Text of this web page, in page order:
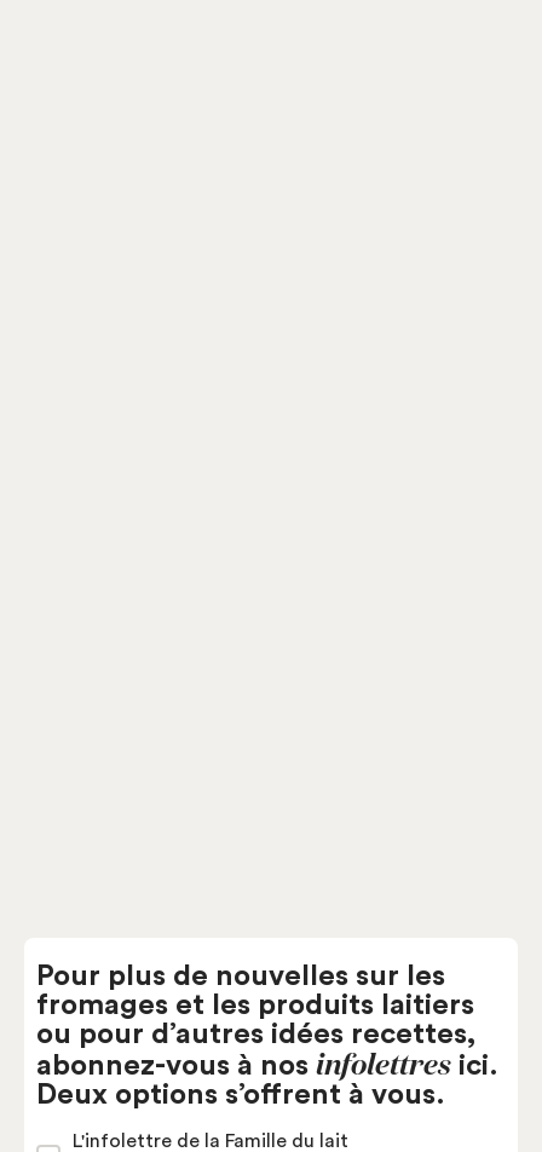
Pour plus de nouvelles sur les
fromages et les produits laitiers
ou pour d’autres idées recettes,
abonnez-vous à nos infolettres ici.
Deux options s’offrent à vous.
L'infolettre de la Famille du lait